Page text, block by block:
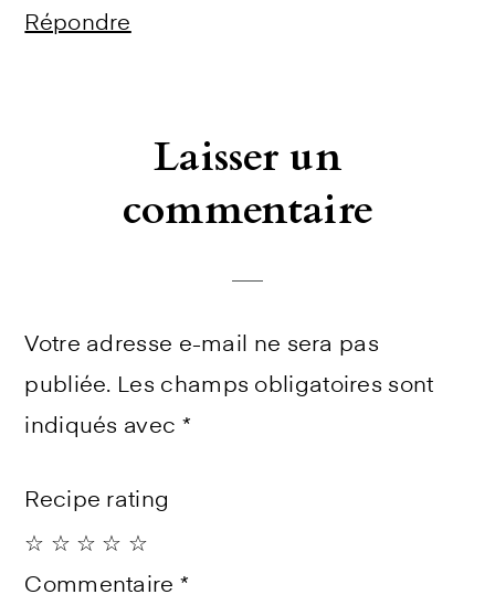
Répondre
Laisser un
commentaire
Votre adresse e-mail ne sera pas
publiée. Les champs obligatoires sont
indiqués avec *
Recipe rating
☆
☆
☆
☆
☆
Commentaire *